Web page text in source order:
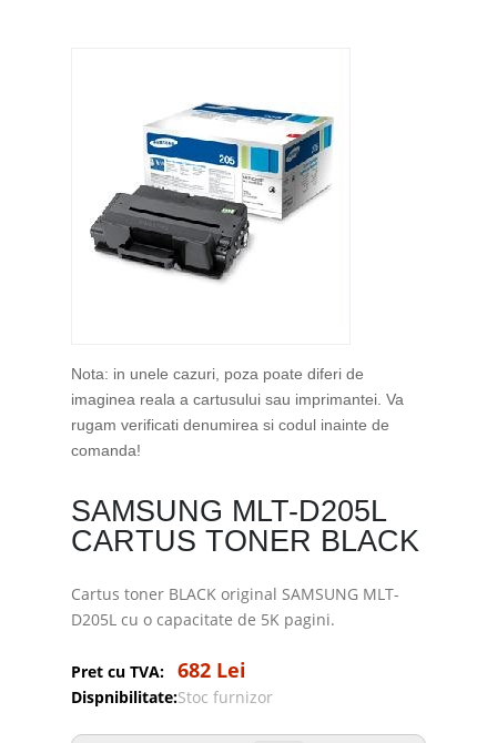
Nota: in unele cazuri, poza poate diferi de
imaginea reala a cartusului sau imprimantei. Va
rugam verificati denumirea si codul inainte de
comanda!
SAMSUNG MLT-D205L
CARTUS TONER BLACK
Cartus toner BLACK original SAMSUNG MLT-
D205L cu o capacitate de 5K pagini.
Pret cu TVA: 682 Lei
Dispnibilitate:Stoc furnizor